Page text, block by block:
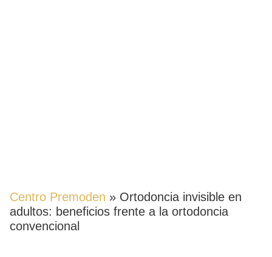
Centro Premoden » Ortodoncia invisible en
adultos: beneficios frente a la ortodoncia
convencional